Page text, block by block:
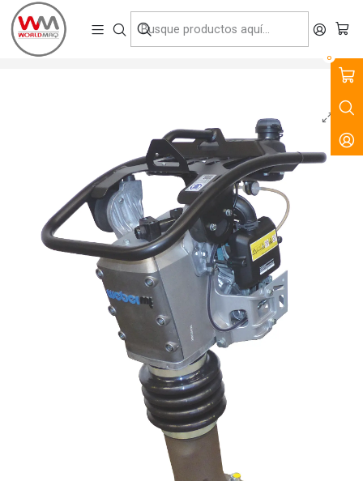
0
VENTA, ARRIENDO Y SERVICIO DE MAQUINARIA PARA LA
CONSTRUCCIÓN, MINERÍA E INDUSTRIA.
Inicio Productos Compactación
Vibroapisonador a Gasolina Weber SRV - Black Edition